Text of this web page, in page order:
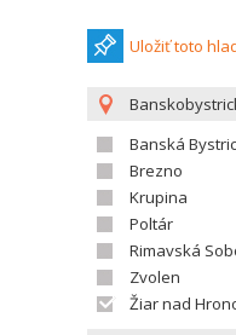
Uložiť toto
Banská
Brezno
Krupina
Poltár
Rimavská
Zvolen
Žiar nad